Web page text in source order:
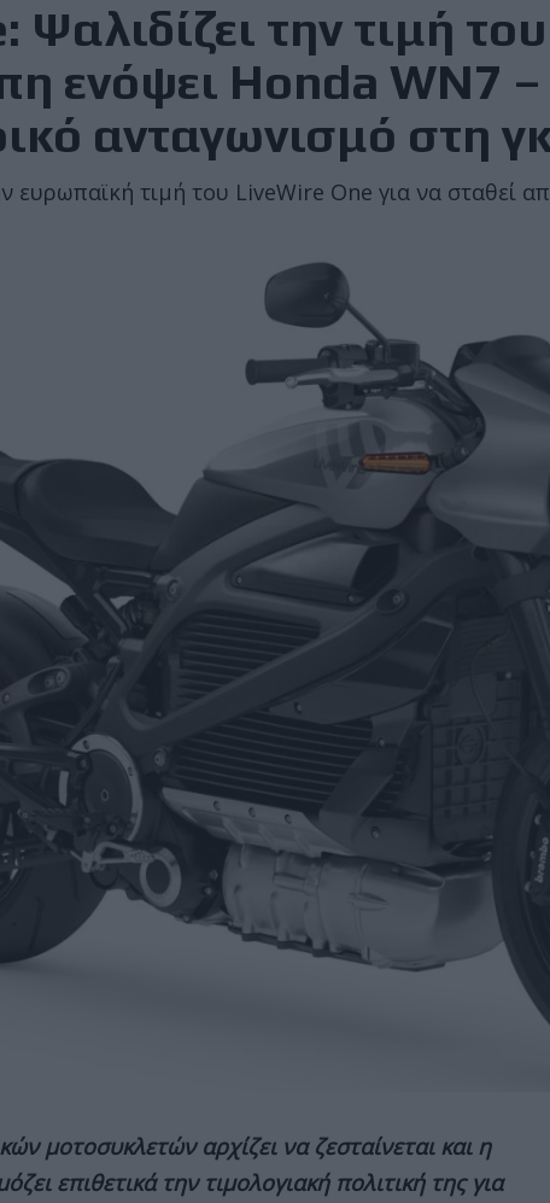
Ψαλιδίζει την τιμή
ενόψει Honda WN7 –
ανταγωνισμό στη
ευρωπαϊκή τιμή του LiveWire One για να σταθεί
μοτοσυκλετών αρχίζει να ζεσταίνεται και η
επιθετικά την τιμολογιακή πολιτική της για